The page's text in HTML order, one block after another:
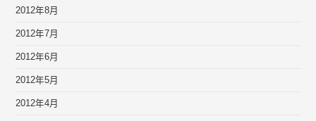
2012年8月
2012年7月
2012年6月
2012年5月
2012年4月